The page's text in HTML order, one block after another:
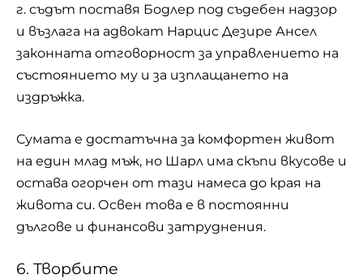
г. съдът поставя Бодлер под съдебен надзор
и възлага на адвокат Нарцис Дезире Ансел
законната отговорност за управлението на
състоянието му и за изплащането на
издръжка.
Сумата е достатъчна за комфортен живот
на един млад мъж, но Шарл има скъпи вкусове и
остава огорчен от тази намеса до края на
живота си. Освен това е в постоянни
дългове и финансови затруднения.
6. Творбите